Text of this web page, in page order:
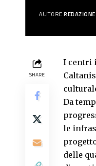
AUTORE:REDAZIONE
SHARE
I centri
Da
le
delle